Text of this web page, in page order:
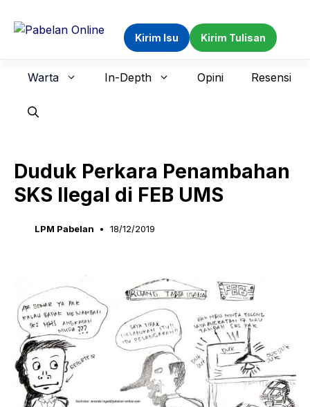
Kirim Isu Kirim Tulisan
Warta In-Depth Opini Resensi
Duduk Perkara Penambahan
SKS Ilegal di FEB UMS
LPM Pabelan 18/12/2019